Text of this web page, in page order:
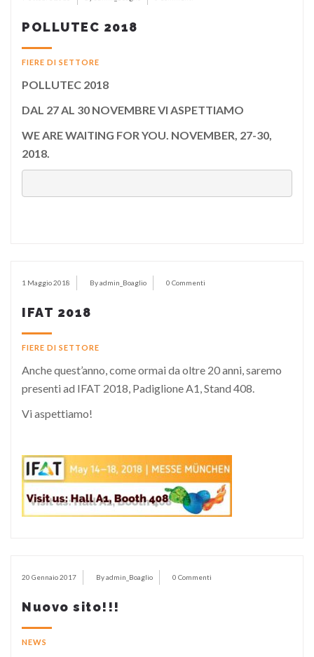
POLLUTEC 2018
FIERE DI SETTORE
POLLUTEC 2018
DAL 27 AL 30 NOVEMBRE VI ASPETTIAMO
WE ARE WAITING FOR YOU. NOVEMBER, 27-30,
2018.
1 Maggio 2018 By admin_Boaglio 0 Commenti
IFAT 2018
FIERE DI SETTORE
Anche quest’anno, come ormai da oltre 20 anni, saremo
presenti ad IFAT 2018, Padiglione A1, Stand 408.
Vi aspettiamo!
20 Gennaio 2017 By admin_Boaglio 0 Commenti
Nuovo sito!!!
NEWS